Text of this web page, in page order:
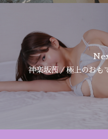
神楽坂茜／極上のおも